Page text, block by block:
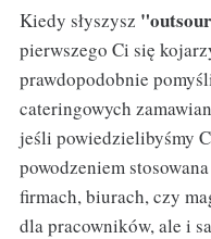
Kiedy słyszysz
pierwszego Ci się
prawdopodobnie
cateringowych
jeśli powiedzielibyśmy
powodzeniem
firmach, biurach, czy
dla pracowników, ale i